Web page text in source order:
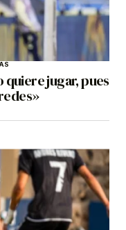
quiere jugar, pues